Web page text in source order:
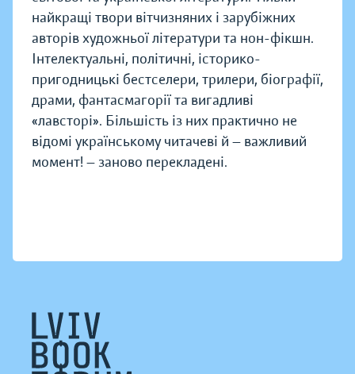
найкращі твори вітчизняних і зарубіжних
авторів художньої літератури та нон-фікшн.
Інтелектуальні, політичні, історико-
пригодницькі бестселери, трилери, біографії,
драми, фантасмагорії та вигадливі
«лавсторі». Більшість із них практично не
відомі українському читачеві й — важливий
момент! — заново перекладені.